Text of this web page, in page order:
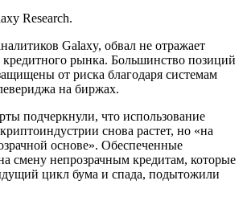
Research.
Galaxy, обвал не отражает
кредитного рынка. Большинство позиций
от риска благодаря системам
на биржах.
подчеркнули, что использование
снова растет, но «на
основе». Обеспеченные
смену непрозрачным кредитам, которые
цикл бума и спада, подытожили